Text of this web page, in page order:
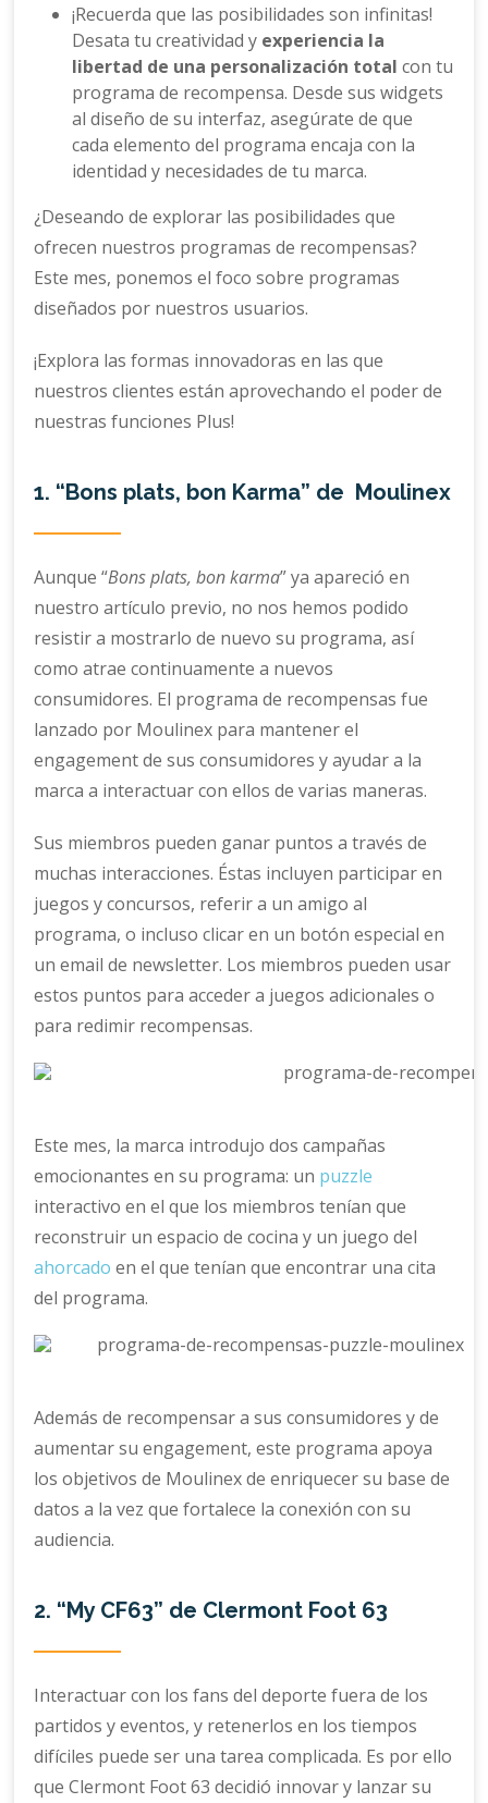
¡Recuerda que las posibilidades son infinitas!
Desata tu creatividad y experiencia la
libertad de una personalización totalcon tu
programa de recompensa. Desde sus widgets
al diseño de su interfaz, asegúrate de que
cada elemento del programa encaja con la
identidad y necesidades de tu marca.
¿Deseando de explorar las posibilidades que
ofrecen nuestros programas de recompensas?
Este mes, ponemos el foco sobre programas
diseñados por nuestros usuarios.
¡Explora las formas innovadoras en las que
nuestros clientes están aprovechando el poder de
nuestras funciones Plus!
1. “Bons plats, bon Karma” de Moulinex
Aunque “Bons plats, bon karma” ya apareció en
nuestro artículo previo, no nos hemos podido
resistir a mostrarlo de nuevo su programa, así
como atrae continuamente a nuevos
consumidores. El programa de recompensas fue
lanzado por Moulinex para mantener el
engagement de sus consumidores y ayudar a la
marca a interactuar con ellos de varias maneras.
Sus miembros pueden ganar puntos a través de
muchas interacciones. Éstas incluyen participar en
juegos y concursos, referir a un amigo al
programa, o incluso clicar en un botón especial en
un email de newsletter. Los miembros pueden usar
estos puntos para acceder a juegos adicionales o
para redimir recompensas.
Este mes, la marca introdujo dos campañas
emocionantes en su programa: un puzzle
interactivo en el que los miembros tenían que
reconstruir un espacio de cocina y un juego del
ahorcado en el que tenían que encontrar una cita
del programa.
Además de recompensar a sus consumidores y de
aumentar su engagement, este programa apoya
los objetivos de Moulinex de enriquecer su base de
datos a la vez que fortalece la conexión con su
audiencia.
2. “My CF63” de Clermont Foot 63
Interactuar con los fans del deporte fuera de los
partidos y eventos, y retenerlos en los tiempos
difíciles puede ser una tarea complicada. Es por ello
que Clermont Foot 63 decidió innovar y lanzar su